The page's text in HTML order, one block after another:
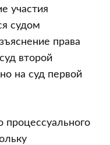
участия
судом
права
второй
на суд первой
процессуального